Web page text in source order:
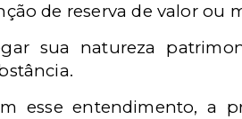
de reserva de valor ou
sua natureza
esse entendimento, a